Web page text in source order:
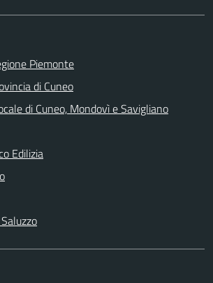
Piemonte
di Cuneo
di Cuneo, Mondovì e Savigliano
Edilizia